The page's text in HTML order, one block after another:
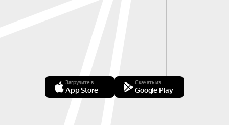
Загрузите в
App Store
Скачать из
Google Play